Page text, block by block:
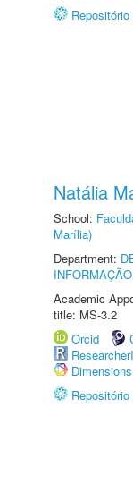
Natália
School:
Marília)
Department:
INFORMAÇÃO
Academic
title: MS-3.2
Orcid
Dimensions